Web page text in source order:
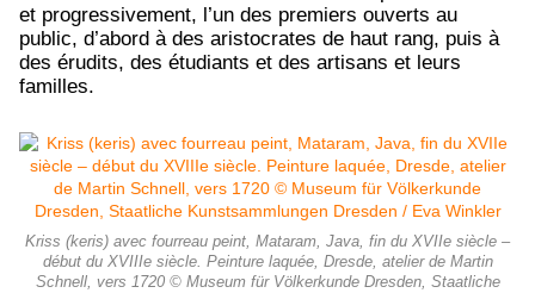
et progressivement, l’un des premiers ouverts au
public, d’abord à des aristocrates de haut rang, puis à
des érudits, des étudiants et des artisans et leurs
familles.
Kriss (keris) avec fourreau peint, Mataram, Java, fin du XVIIe siècle –
début du XVIIIe siècle. Peinture laquée, Dresde, atelier de Martin
Schnell, vers 1720 © Museum für Völkerkunde Dresden, Staatliche